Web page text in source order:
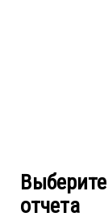
отчета